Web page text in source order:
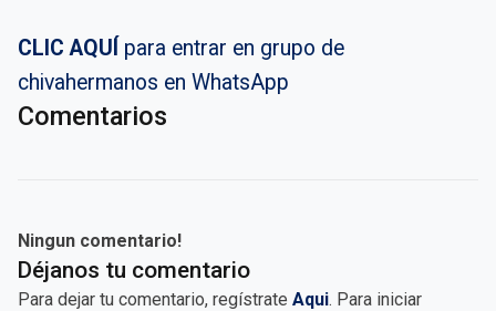
CLIC AQUÍ para entrar en grupo de
chivahermanos en WhatsApp
Comentarios
Ningun comentario!
Déjanos tu comentario
Para dejar tu comentario, regístrate Aqui. Para iniciar